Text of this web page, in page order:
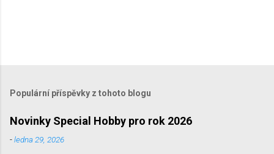
Populární příspěvky z tohoto blogu
Novinky Special Hobby pro rok 2026
-ledna 29, 2026